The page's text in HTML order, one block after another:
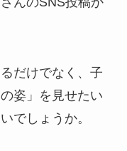
だけでなく、子
姿」を見せたい
でしょうか。